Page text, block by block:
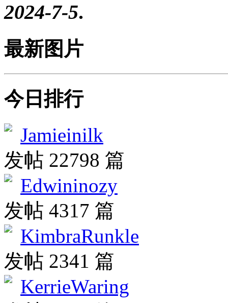
2024-7-5.
最新图片
今日排行
Jamieinilk
发帖 22798 篇
Edwininozy
发帖 4317 篇
KimbraRunkle
发帖 2341 篇
KerrieWaring